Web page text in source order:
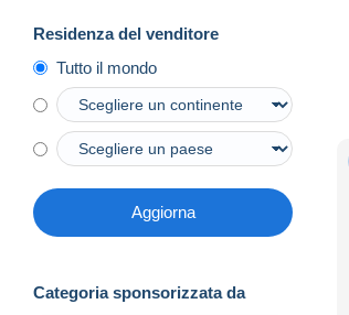
Residenza del venditore
Tutto il mondo
Aggiorna
Categoria sponsorizzata da